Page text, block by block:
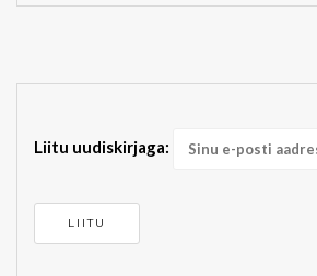
Liitu uudiskirjaga: